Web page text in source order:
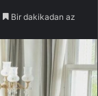
Bir dakikadan az